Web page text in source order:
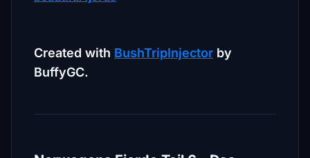
Created with BushTripInjector by
BuffyGC.